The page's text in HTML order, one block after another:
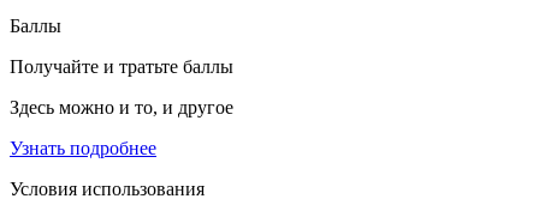
Баллы
Получайте и тратьте баллы
Здесь можно и то, и другое
Узнать подробнее
Условия использования